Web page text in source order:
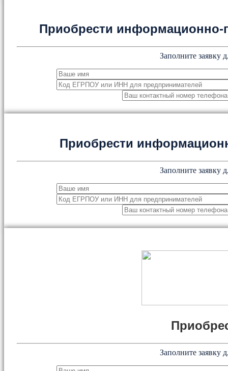
Приобрести
Заполните заявку
Приобрести
Заполните заявку
Заполните заявку